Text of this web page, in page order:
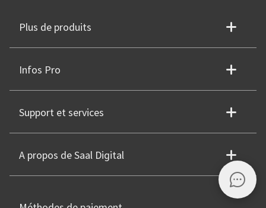
Plus de produits
Infos Pro
Support et services
A propos de Saal Digital